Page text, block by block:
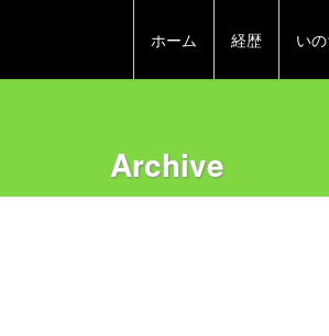
ホーム 経歴 い
Archive